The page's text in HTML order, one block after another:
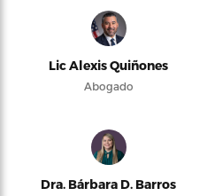
Lic Alexis Quiñones
Abogado
Dra. Bárbara D. Barros